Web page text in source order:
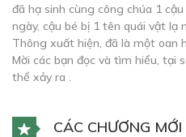
đã hạ sinh cùng công chúa 1
ngày, cậu bé bị 1 tên quái vật lạ
Thông xuất hiện, đã là một oan
Mời các bạn đọc và tìm hiểu, tại
thể xảy ra .
CÁC CHƯƠNG